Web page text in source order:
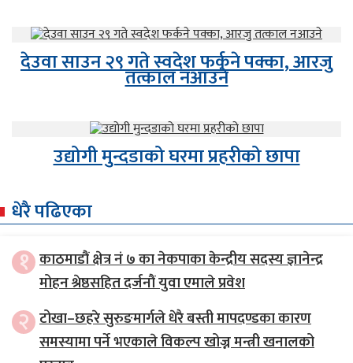
देउवा साउन २९ गते स्वदेश फर्कने पक्का, आरजु
तत्काल नआउने
उद्योगी मुन्दडाको घरमा प्रहरीको छापा
धेरै पढिएका
१ काठमाडौं क्षेत्र नं ७ का नेकपाका केन्द्रीय सदस्य ज्ञानेन्द्र
मोहन श्रेष्ठसहित दर्जनौं युवा एमाले प्रवेश
२ टोखा–छहरे सुरुङमार्गले धेरै बस्ती मापदण्डका कारण
समस्यामा पर्ने भएकाले विकल्प खोज्न मन्त्री खनालको